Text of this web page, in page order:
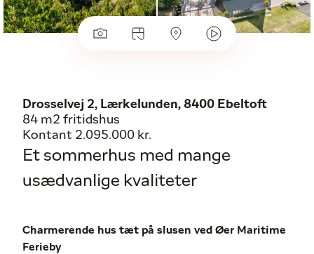
Drosselvej 2, Lærkelunden, 8400 Ebeltoft
84 m2 fritidshus
Kontant 2.095.000 kr.
Et sommerhus med mange
usædvanlige kvaliteter
Charmerende hus tæt på slusen ved Øer Maritime
Ferieby